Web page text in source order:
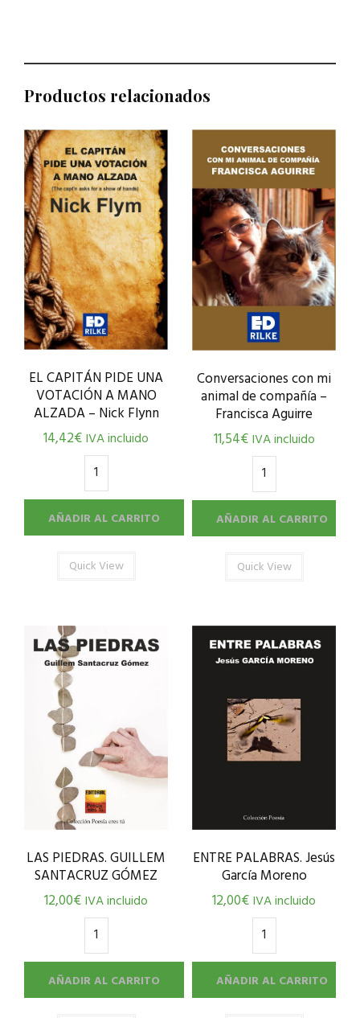
Productos relacionados
EL CAPITÁN PIDE UNA
VOTACIÓN A MANO
ALZADA – Nick Flynn
14,42€IVA incluido
AÑADIR AL CARRITO
Quick View
Conversaciones con mi
animal de compañía –
Francisca Aguirre
11,54€ IVA incluido
AÑADIR AL CARRITO
Quick View
LAS PIEDRAS. GUILLEM
SANTACRUZ GÓMEZ
12,00€IVA incluido
AÑADIR AL CARRITO
ENTRE PALABRAS. Jesús
García Moreno
12,00€IVA incluido
AÑADIR AL CARRITO